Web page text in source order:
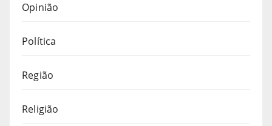
Opinião
Política
Região
Religião